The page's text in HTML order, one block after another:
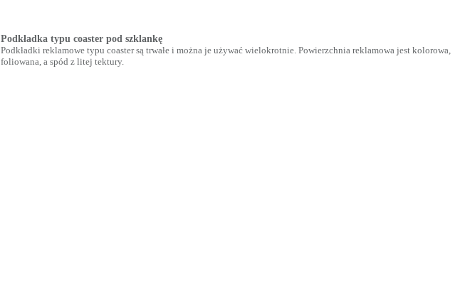
Podkładka typu coaster pod szklankę
Podkładki reklamowe typu coaster są trwałe i można je używać wielokrotnie. Powierzchnia reklamowa jest kolorowa,
foliowana, a spód z litej tektury.